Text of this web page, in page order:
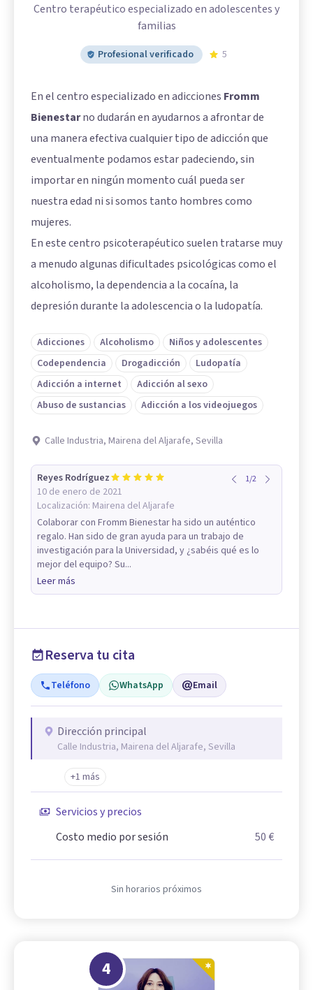
Centro terapéutico especializado en adolescentes y
familias
Profesional verificado 5
En el centro especializado en adicciones Fromm
Bienestarno dudarán en ayudarnos a afrontar de
una manera efectiva cualquier tipo de adicción que
eventualmente podamos estar padeciendo, sin
importar en ningún momento cuál pueda ser
nuestra edad ni si somos tanto hombres como
mujeres.
En este centro psicoterapéutico suelen tratarse muy
a menudo algunas dificultades psicológicas como el
alcoholismo, la dependencia a la cocaína, la
depresión durante la adolescencia o la ludopatía.
Adicciones Alcoholismo
Niños y adolescentes
Codependencia
Drogadicción
Ludopatía
Adicción a internet
Adicción al sexo
Abuso de sustancias
Adicción a los videojuegos
Calle Industria, Mairena del Aljarafe, Sevilla
Reyes Rodríguez
10 de enero de 2021
Localización: Mairena del Aljarafe
1/2
Colaborar con Fromm Bienestar ha sido un auténtico
regalo. Han sido de gran ayuda para un trabajo de
investigación para la Universidad, y ¿sabéis qué es lo
mejor del equipo? Su...
Leer más
Reserva tu cita
Teléfono WhatsApp Email
Dirección principal
Calle Industria, Mairena del Aljarafe, Sevilla
+1 más
Servicios y precios
Costo medio por sesión
50 €
Sin horarios próximos
4